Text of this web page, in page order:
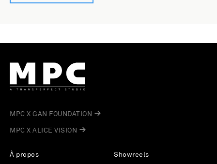
À propos Showreels
MPC X GAN FOUNDATION
MPC X ALICE VISION